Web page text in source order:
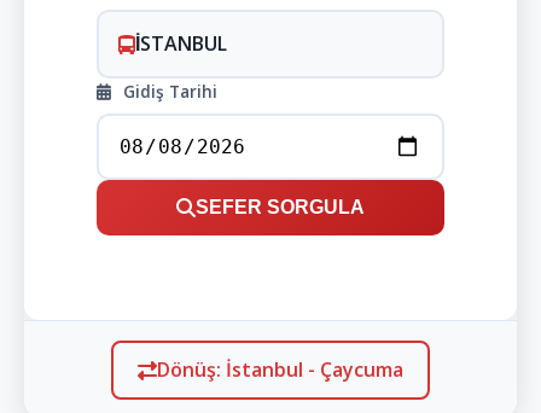
İSTANBUL
Gidiş Tarihi
SEFER SORGULA
Dönüş: İstanbul - Çaycuma